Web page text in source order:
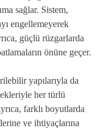
sağlar. Sistem,
engellemeyerek
güçlü rüzgarlarda
önüne geçer.
yapılarıyla da
her türlü
farklı boyutlarda
ve ihtiyaçlarına